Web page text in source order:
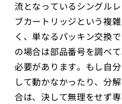
流となっているシングル
ブカートリッジという複
く、単なるパッキン交換
の場合は部品番号を調べ
必要があります。もし自
して動かなかったり、分
合は、決して無理をせず